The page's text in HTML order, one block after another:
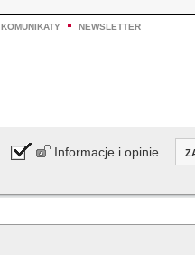
KOMUNIKATY NEWSLETTER
Informacje i opinie